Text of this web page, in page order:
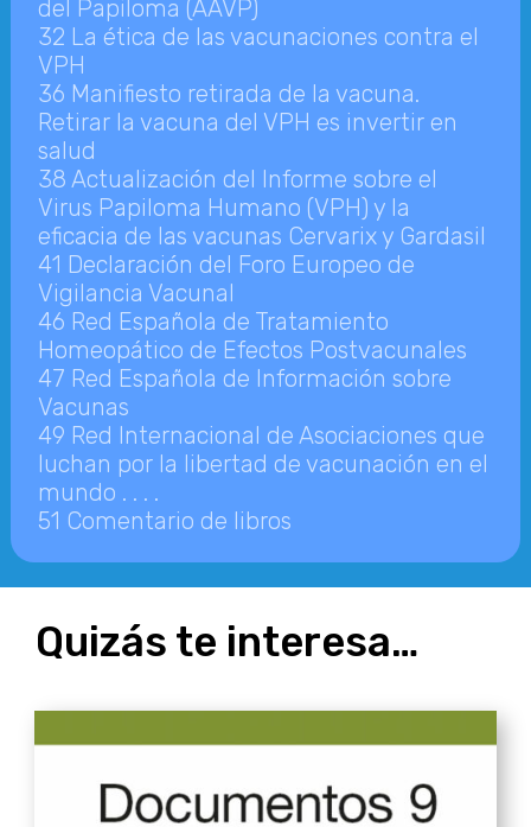
del Papiloma (AAVP)
32 La ética de las vacunaciones contra el
VPH
36 Manifiesto retirada de la vacuna.
Retirar la vacuna del VPH es invertir en
salud
38 Actualización del Informe sobre el
Virus Papiloma Humano (VPH) y la
eficacia de las vacunas Cervarix y Gardasil
41 Declaración del Foro Europeo de
Vigilancia Vacunal
46 Red Española de Tratamiento
Homeopático de Efectos Postvacunales
47 Red Española de Información sobre
Vacunas
49 Red Internacional de Asociaciones que
luchan por la libertad de vacunación en el
mundo . . . .
51 Comentario de libros
Quizás te interesa…